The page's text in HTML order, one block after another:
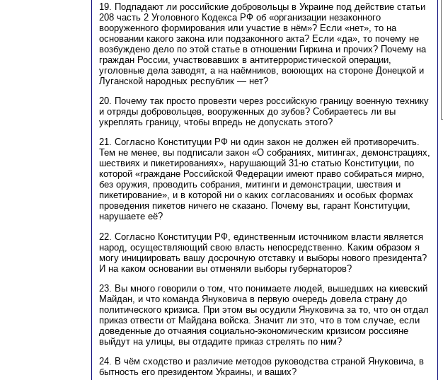
19. Подпадают ли российские добровольцы в Украине под действие статьи
208 часть 2 Уголовного Кодекса РФ об «организации незаконного
вооруженного формирования или участие в нём»? Если «нет», то на
основании какого закона или подзаконного акта? Если «да», то почему не
возбуждено дело по этой статье в отношении Гиркина и прочих? Почему на
граждан России, участвовавших в антитеррористической операции,
уголовные дела заводят, а на наёмников, воюющих на стороне Донецкой и
Луганской народных республик — нет?
20. Почему так просто провезти через российскую границу военную технику
и отряды добровольцев, вооруженных до зубов? Собираетесь ли вы
укреплять границу, чтобы впредь не допускать этого?
21. Согласно Конституции РФ ни один закон не должен ей противоречить.
Тем не менее, вы подписали закон «О собраниях, митингах, демонстрациях,
шествиях и пикетированиях», нарушающий 31-ю статью Конституции, по
которой «граждане Российской Федерации имеют право собираться мирно,
без оружия, проводить собрания, митинги и демонстрации, шествия и
пикетирование», и в которой ни о каких согласованиях и особых формах
проведения пикетов ничего не сказано. Почему вы, гарант Конституции,
нарушаете её?
22. Согласно Конституции РФ, единственным источником власти является
народ, осуществляющий свою власть непосредственно. Каким образом я
могу инициировать вашу досрочную отставку и выборы нового президента?
И на каком основании вы отменяли выборы губернаторов?
23. Вы много говорили о том, что понимаете людей, вышедших на киевский
Майдан, и что команда Януковича в первую очередь довела страну до
политического кризиса. При этом вы осудили Януковича за то, что он отдал
приказ отвести от Майдана войска. Значит ли это, что в том случае, если
доведенные до отчаяния социально-экономическим кризисом россияне
выйдут на улицы, вы отдадите приказ стрелять по ним?
24. В чём сходство и различие методов руководства страной Януковича, в
бытность его президентом Украины, и ваших?